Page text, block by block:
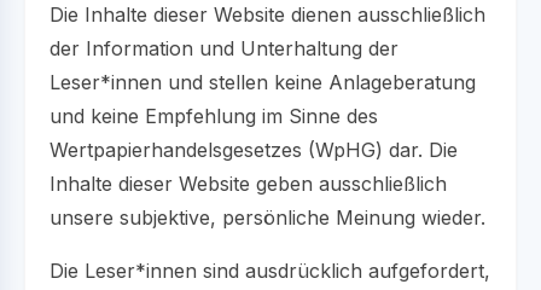
Die Inhalte dieser Website dienen ausschließlich
der Information und Unterhaltung der
Leser*innen und stellen keine Anlageberatung
und keine Empfehlung im Sinne des
Wertpapierhandelsgesetzes (WpHG) dar. Die
Inhalte dieser Website geben ausschließlich
unsere subjektive, persönliche Meinung wieder.
Die Leser*innen sind ausdrücklich aufgefordert,